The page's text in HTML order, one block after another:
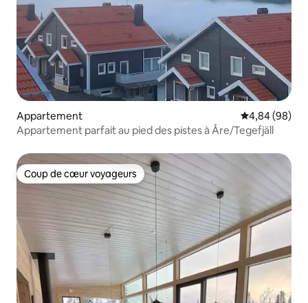
Appartement Évaluation
4,84 (98)
Appartement parfait au pied des pistes à Åre/Tegefjäll
Coup de cœur voyageurs
Coup de cœur voyageurs